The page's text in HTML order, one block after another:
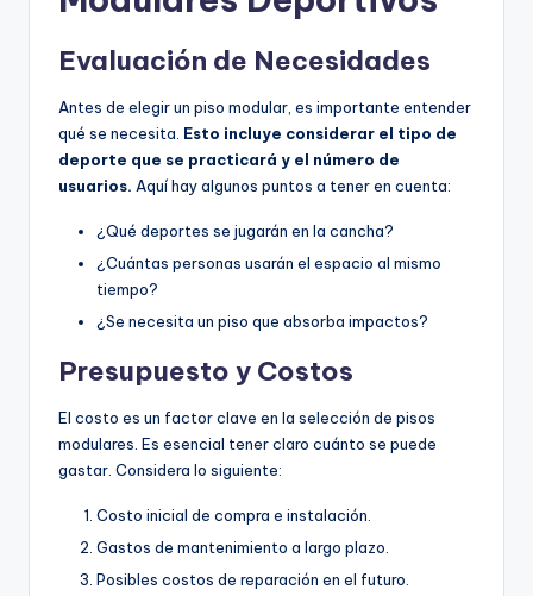
Evaluación de Necesidades
Antes de elegir un piso modular, es importante entender
qué se necesita. Esto incluye considerar el tipo de
deporte que se practicará y el número de
usuarios. Aquí hay algunos puntos a tener en cuenta:
¿Qué deportes se jugarán en la cancha?
¿Cuántas personas usarán el espacio al mismo
tiempo?
¿Se necesita un piso que absorba impactos?
Presupuesto y Costos
El costo es un factor clave en la selección de pisos
modulares. Es esencial tener claro cuánto se puede
gastar. Considera lo siguiente:
Costo inicial de compra e instalación.
Gastos de mantenimiento a largo plazo.
Posibles costos de reparación en el futuro.